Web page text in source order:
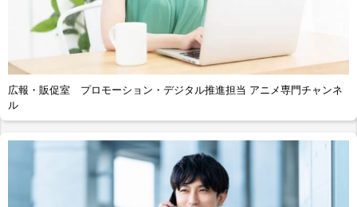
広報・販促室 プロモーション・デジタル推進担当 アニメ専門チャンネ
ル